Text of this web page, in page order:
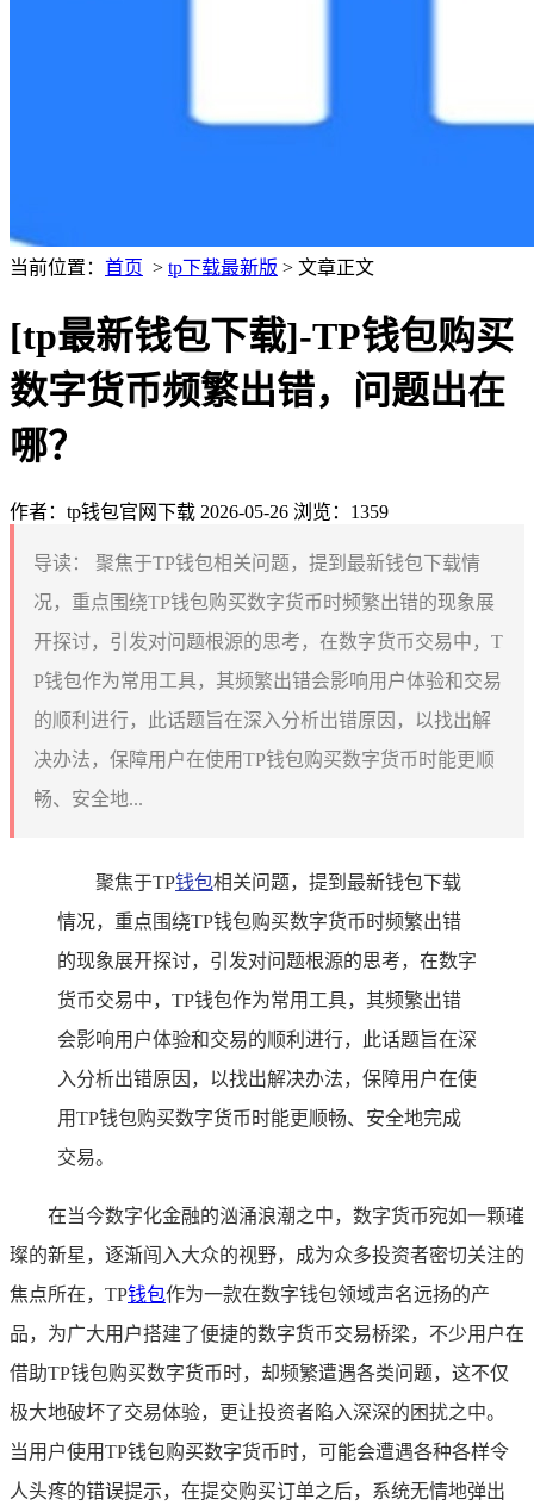
当前位置： 首页 > tp下载最新版 > 文章正文
[tp最新钱包下载]-TP钱包购买
数字货币频繁出错，问题出在
哪？
作者：tp钱包官网下载 2026-05-26 浏览：1359
导读：
聚焦于TP钱包相关问题，提到最新钱包下载情
况，重点围绕TP钱包购买数字货币时频繁出错的现象展
开探讨，引发对问题根源的思考，在数字货币交易中，T
P钱包作为常用工具，其频繁出错会影响用户体验和交易
的顺利进行，此话题旨在深入分析出错原因，以找出解
决办法，保障用户在使用TP钱包购买数字货币时能更顺
畅、安全地...
聚焦于TP钱包相关问题，提到最新钱包下载
情况，重点围绕TP钱包购买数字货币时频繁出错
的现象展开探讨，引发对问题根源的思考，在数字
货币交易中，TP钱包作为常用工具，其频繁出错
会影响用户体验和交易的顺利进行，此话题旨在深
入分析出错原因，以找出解决办法，保障用户在使
用TP钱包购买数字货币时能更顺畅、安全地完成
交易。
在当今数字化金融的汹涌浪潮之中，数字货币宛如一颗璀
璨的新星，逐渐闯入大众的视野，成为众多投资者密切关注的
焦点所在，TP钱包作为一款在数字钱包领域声名远扬的产
品，为广大用户搭建了便捷的数字货币交易桥梁，不少用户在
借助TP钱包购买数字货币时，却频繁遭遇各类问题，这不仅
极大地破坏了交易体验，更让投资者陷入深深的困扰之中。
当用户使用TP钱包购买数字货币时，可能会遭遇各种各样令
人头疼的错误提示，在提交购买订单之后，系统无情地弹出